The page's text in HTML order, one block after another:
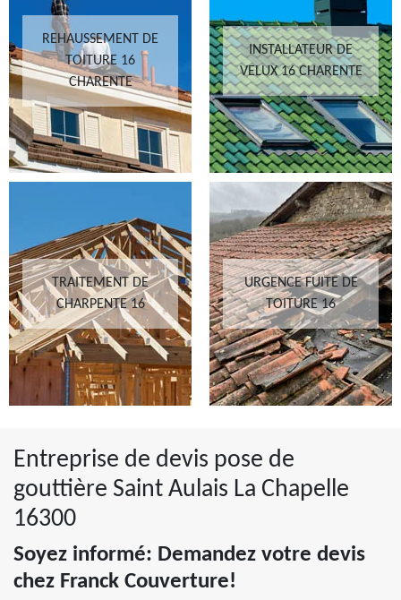
REHAUSSEMENT DE
TOITURE 16
CHARENTE
INSTALLATEUR DE
VELUX 16 CHARENTE
TRAITEMENT DE
CHARPENTE 16
URGENCE FUITE DE
TOITURE 16
Entreprise de devis pose de
gouttière Saint Aulais La Chapelle
16300
Soyez informé: Demandez votre devis
chez Franck Couverture!